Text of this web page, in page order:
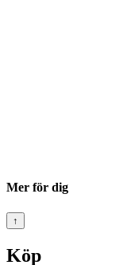
Mer för dig
↑
Köp